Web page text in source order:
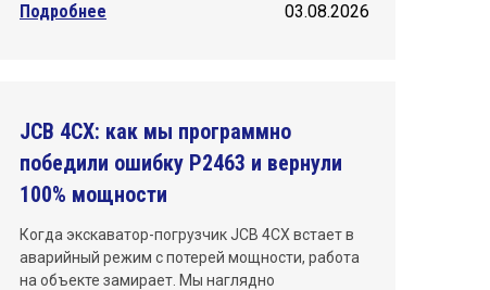
Санкт-Петербург
Саратов
Уфа
Подробнее 03.08.2026
JCB 4CX: как мы программно
победили ошибку P2463 и вернули
100% мощности
Когда экскаватор-погрузчик JCB 4CX встает в
аварийный режим с потерей мощности, работа
на объекте замирает. Мы наглядно